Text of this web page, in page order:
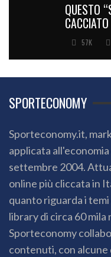
QUESTO
57K
SPORTECONOMY
Sporteconomy.it,
applicata
settembre 2004.
online più cliccata in
quanto riguarda i
library di circa 60 mila
Sporteconomy
contenuti, con